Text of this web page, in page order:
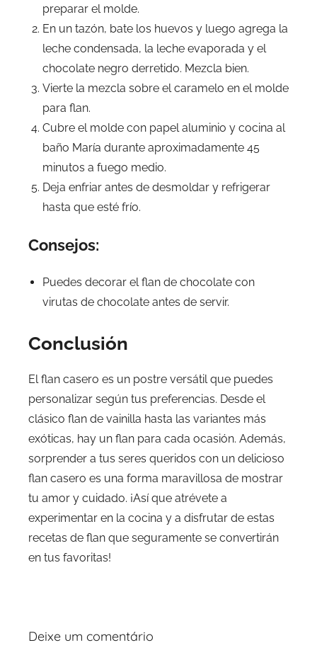
preparar el molde.
En un tazón, bate los huevos y luego agrega la
leche condensada, la leche evaporada y el
chocolate negro derretido. Mezcla bien.
Vierte la mezcla sobre el caramelo en el molde
para flan.
Cubre el molde con papel aluminio y cocina al
baño María durante aproximadamente 45
minutos a fuego medio.
Deja enfriar antes de desmoldar y refrigerar
hasta que esté frío.
Consejos:
Puedes decorar el flan de chocolate con
virutas de chocolate antes de servir.
Conclusión
El flan casero es un postre versátil que puedes
personalizar según tus preferencias. Desde el
clásico flan de vainilla hasta las variantes más
exóticas, hay un flan para cada ocasión. Además,
sorprender a tus seres queridos con un delicioso
flan casero es una forma maravillosa de mostrar
tu amor y cuidado. ¡Así que atrévete a
experimentar en la cocina y a disfrutar de estas
recetas de flan que seguramente se convertirán
en tus favoritas!
Deixe um comentário